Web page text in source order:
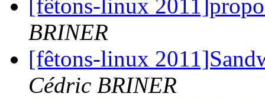
[fêtons-linux
BRINER
[fêtons-linux
Cédric BRINER